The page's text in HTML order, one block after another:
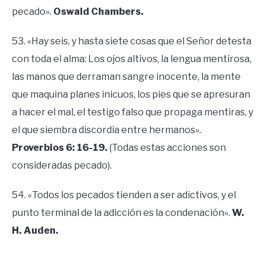
pecado». Oswald Chambers.
53. «Hay seis, y hasta siete cosas que el Señor detesta
con toda el alma: Los ojos altivos, la lengua mentirosa,
las manos que derraman sangre inocente, la mente
que maquina planes inicuos, los pies que se apresuran
a hacer el mal, el testigo falso que propaga mentiras, y
el que siembra discordia entre hermanos».
Proverbios 6: 16-19. (Todas estas acciones son
consideradas pecado).
54. «Todos los pecados tienden a ser adictivos, y el
punto terminal de la adicción es la condenación». W.
H. Auden.